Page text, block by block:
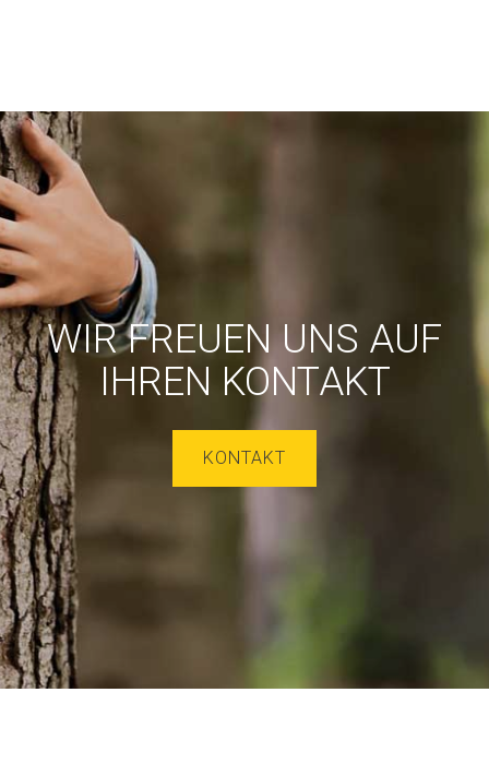
WIR FREUEN UNS AUF
IHREN KONTAKT
KONTAKT